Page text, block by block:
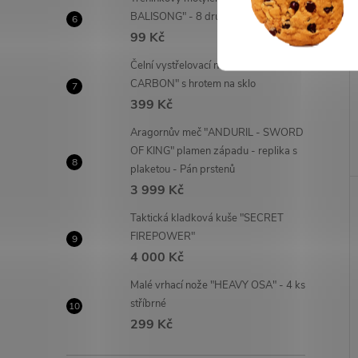
BALISONG" - 8 druhů!
99 Kč
Čelní vystřelovací nůž "OTF
CARBON" s hrotem na sklo
399 Kč
Aragornův meč "ANDURIL - SWORD
OF KING" plamen západu - replika s
plaketou - Pán prstenů
3 999 Kč
Taktická kladková kuše "SECRET
FIREPOWER"
4 000 Kč
Malé vrhací nože "HEAVY OSA" - 4 ks
stříbrné
299 Kč